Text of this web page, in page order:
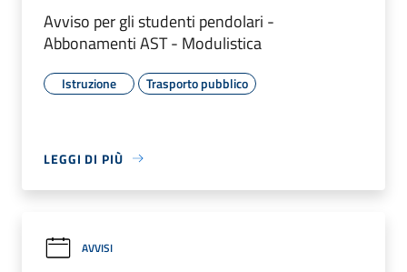
Avviso per gli studenti pendolari -
Abbonamenti AST - Modulistica
Istruzione Trasporto pubblico
LEGGI DI PIÙ
AVVISI